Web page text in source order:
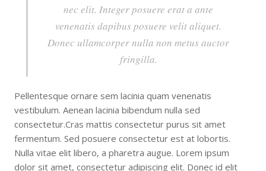
nec elit. Integer posuere erat a ante
venenatis dapibus posuere velit aliquet.
Donec ullamcorper nulla non metus auctor
fringilla.
Pellentesque ornare sem lacinia quam venenatis
vestibulum. Aenean lacinia bibendum nulla sed
consectetur.Cras mattis consectetur purus sit amet
fermentum. Sed posuere consectetur est at lobortis.
Nulla vitae elit libero, a pharetra augue. Lorem ipsum
dolor sit amet, consectetur adipiscing elit. Donec id elit